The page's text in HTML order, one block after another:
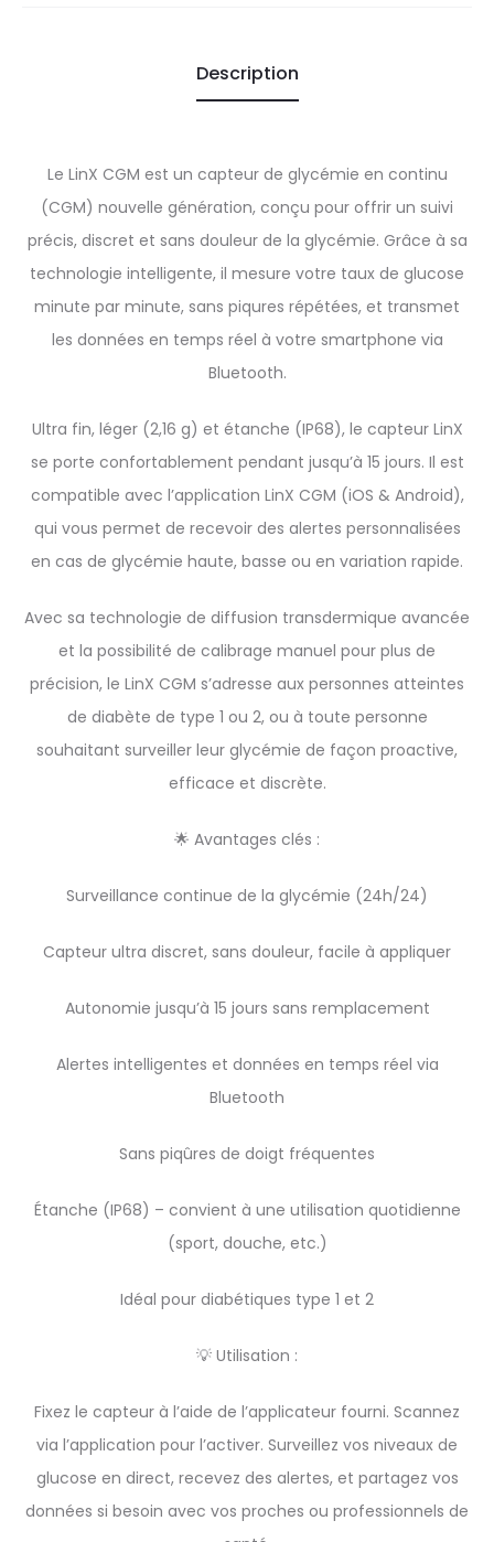
Description
Le LinX CGM est un capteur de glycémie en continu
(CGM) nouvelle génération, conçu pour offrir un suivi
précis, discret et sans douleur de la glycémie. Grâce à sa
technologie intelligente, il mesure votre taux de glucose
minute par minute, sans piqures répétées, et transmet
les données en temps réel à votre smartphone via
Bluetooth.
Ultra fin, léger (2,16 g) et étanche (IP68), le capteur LinX
se porte confortablement pendant jusqu’à 15 jours. Il est
compatible avec l’application LinX CGM (iOS & Android),
qui vous permet de recevoir des alertes personnalisées
en cas de glycémie haute, basse ou en variation rapide.
Avec sa technologie de diffusion transdermique avancée
et la possibilité de calibrage manuel pour plus de
précision, le LinX CGM s’adresse aux personnes atteintes
de diabète de type 1 ou 2, ou à toute personne
souhaitant surveiller leur glycémie de façon proactive,
efficace et discrète.
🌟 Avantages clés :
Surveillance continue de la glycémie (24h/24)
Capteur ultra discret, sans douleur, facile à appliquer
Autonomie jusqu’à 15 jours sans remplacement
Alertes intelligentes et données en temps réel via
Bluetooth
Sans piqûres de doigt fréquentes
Étanche (IP68) – convient à une utilisation quotidienne
(sport, douche, etc.)
Idéal pour diabétiques type 1 et 2
💡 Utilisation :
Fixez le capteur à l’aide de l’applicateur fourni. Scannez
via l’application pour l’activer. Surveillez vos niveaux de
glucose en direct, recevez des alertes, et partagez vos
données si besoin avec vos proches ou professionnels de